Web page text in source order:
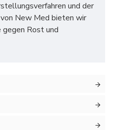
und der
New Med bieten wir
gegen Rost und